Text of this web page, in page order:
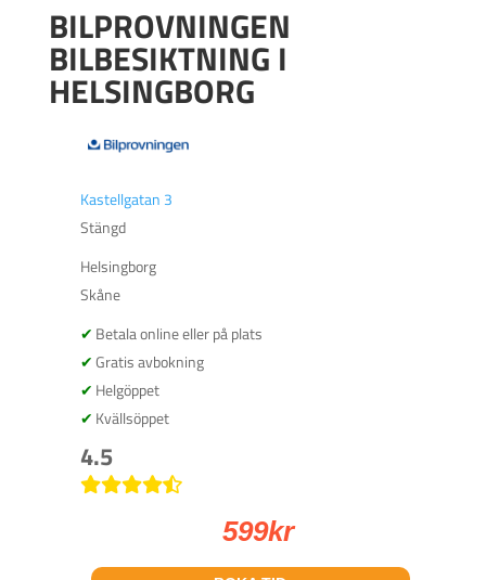
BILPROVNINGEN
BILBESIKTNING I
HELSINGBORG
Kastellgatan 3
Stängd
Helsingborg
Skåne
Betala online eller på plats
Gratis avbokning
Helgöppet
Kvällsöppet
4.5
599kr